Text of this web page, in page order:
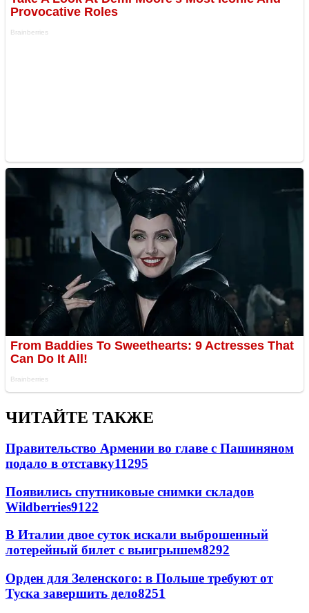
ЧИТАЙТЕ ТАКЖЕ
Правительство Армении во главе с Пашиняном
подало в отставку11295
Появились спутниковые снимки складов
Wildberries9122
В Италии двое суток искали выброшенный
лотерейный билет с выигрышем8292
Орден для Зеленского: в Польше требуют от
Туска завершить дело8251